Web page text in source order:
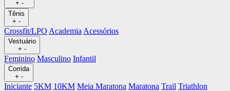
+ -
Tênis
+ -
Crossfit/LPO Academia Acessórios
Vestuário
+ -
Feminino Masculino Infantil
Corrida
+ -
Iniciante 5KM 10KM Meia Maratona Maratona Trail Triathlon